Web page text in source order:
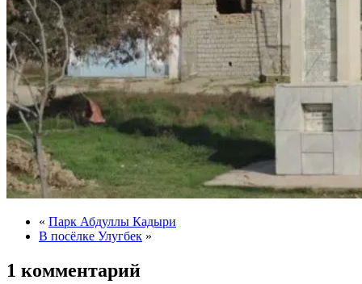
« Парк Абдуллы Кадыри
В посёлке Улугбек »
1 комментарий